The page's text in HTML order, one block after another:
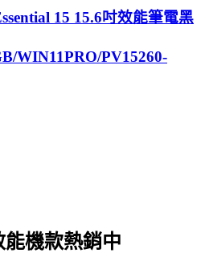
15 15.6吋效能筆電黑
WIN11PRO/PV15260-
機款熱銷中